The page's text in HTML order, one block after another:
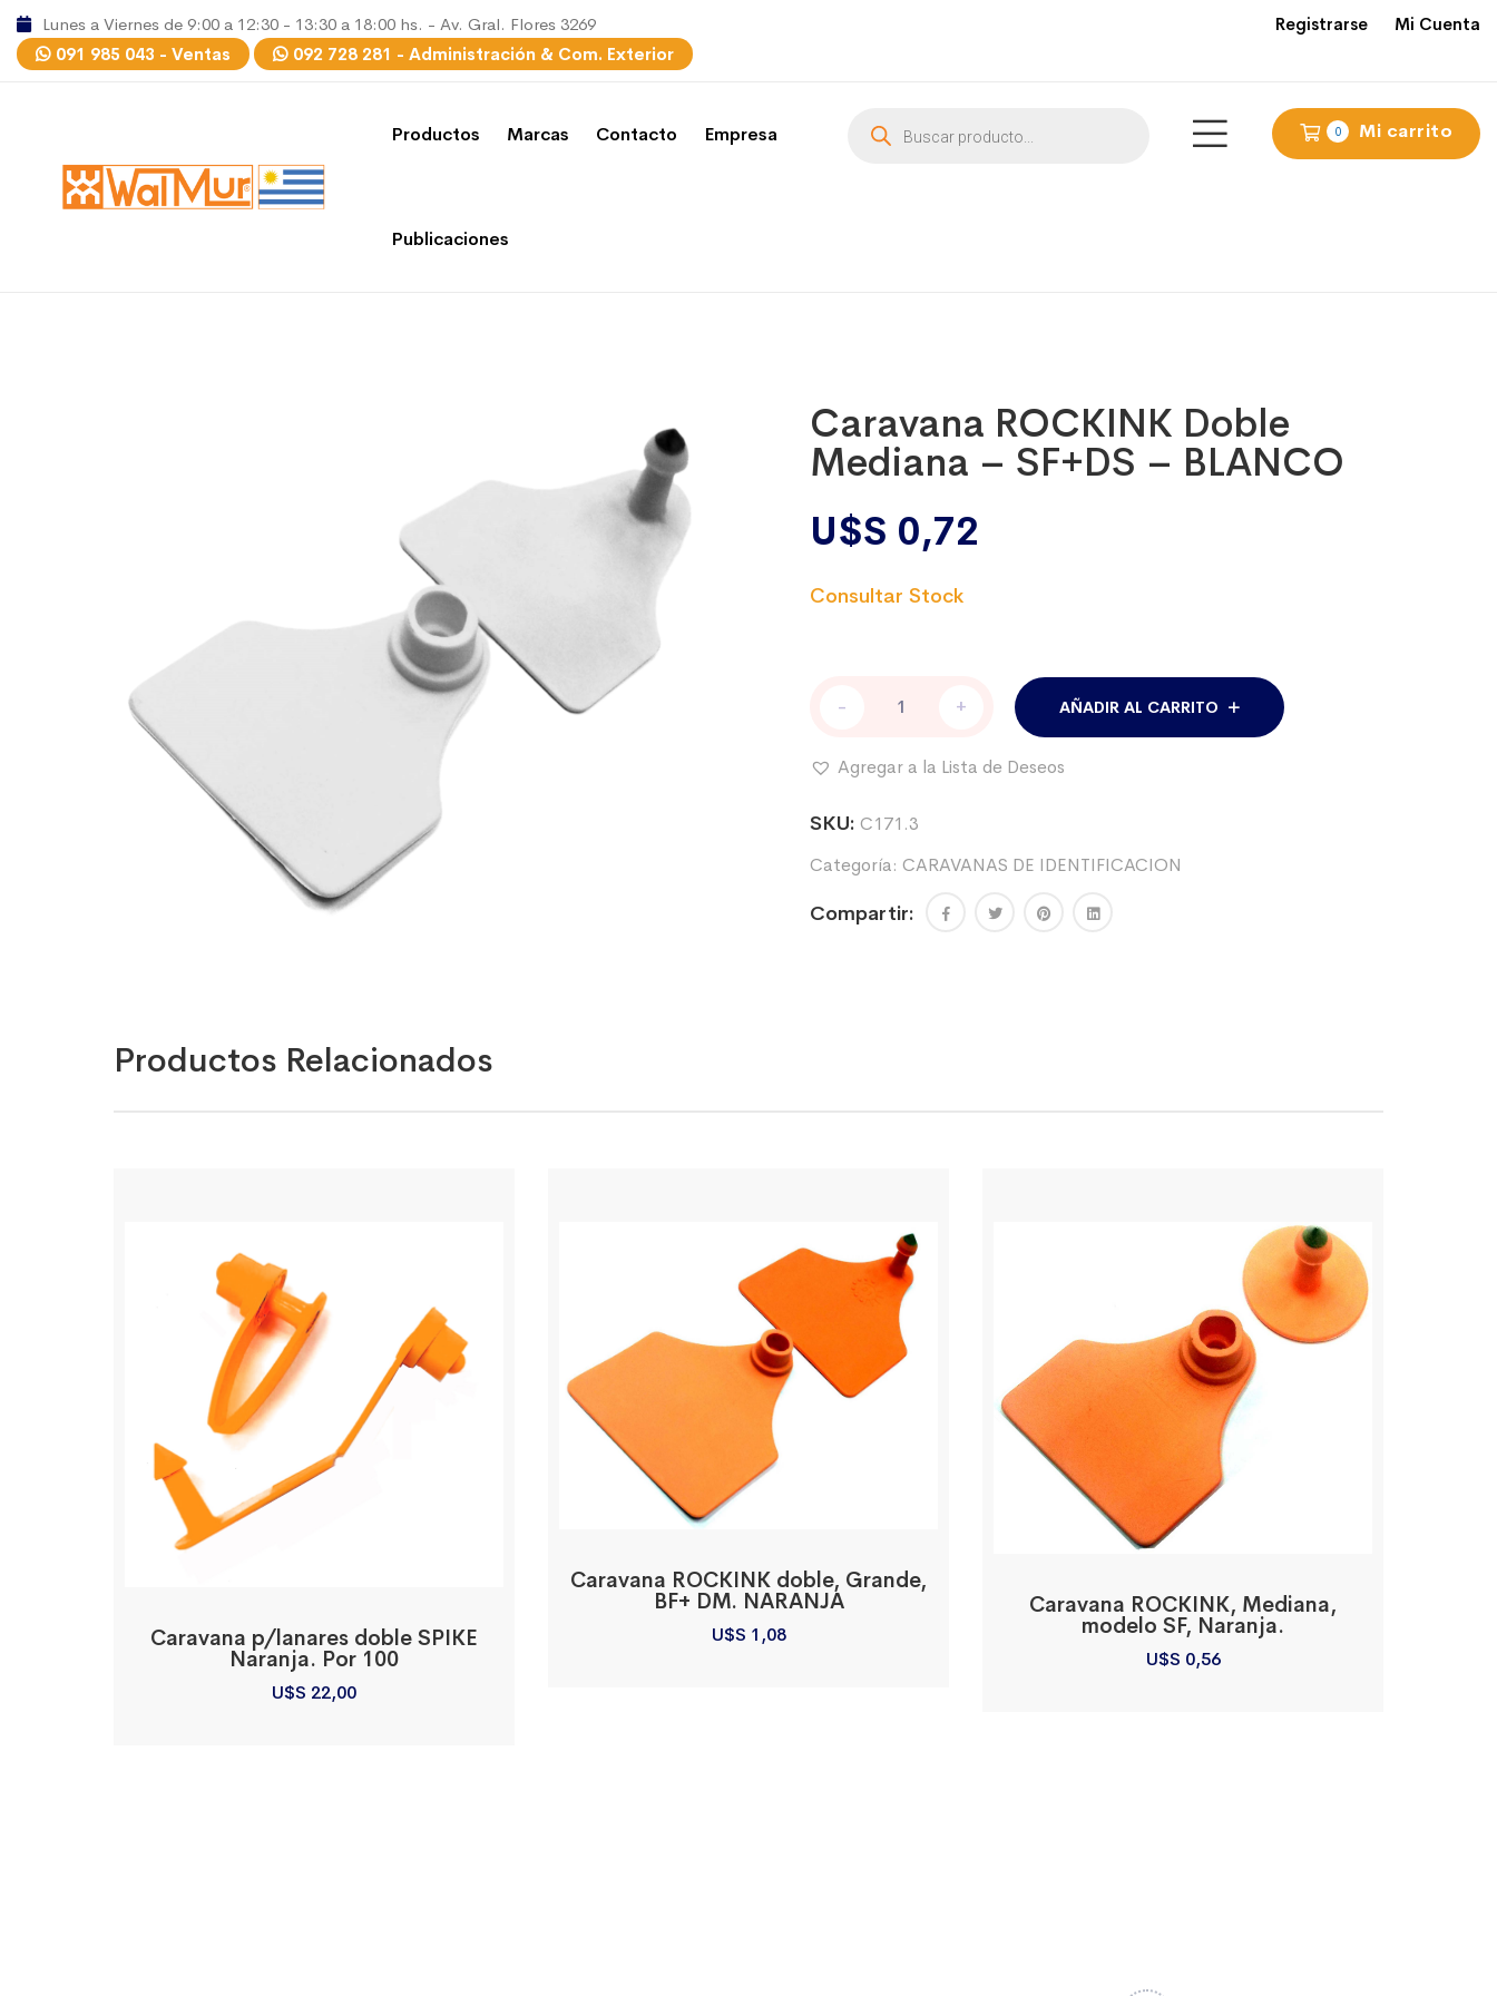
Lunes a Viernes de 9:00 a 12:30 - 13:30 a 18:00 hs. - Av. Gral. Flores 3269
091 985 043 - Ventas
092 728 281 - Administración & Com. Exterior
Registrarse Mi Cuenta
0 Mi carrito
productos
Productos Marcas Contacto Empresa
Publicaciones
Caravana ROCKINK Doble
Mediana – SF+DS – BLANCO
U$S 0,72
ROCKINK
Mediana
-
cantidad
- + AÑADIR AL CARRITO
Agregar a la Lista de Deseos
SKU: C171.3
Categoría: CARAVANAS DE IDENTIFICACION
Compartir:
Productos Relacionados
Caravana p/lanares doble SPIKE
Naranja. Por 100
U$S 22,00
Caravana ROCKINK doble, Grande,
BF+ DM. NARANJA
U$S 1,08
Caravana ROCKINK, Mediana,
modelo SF, Naranja.
U$S 0,56